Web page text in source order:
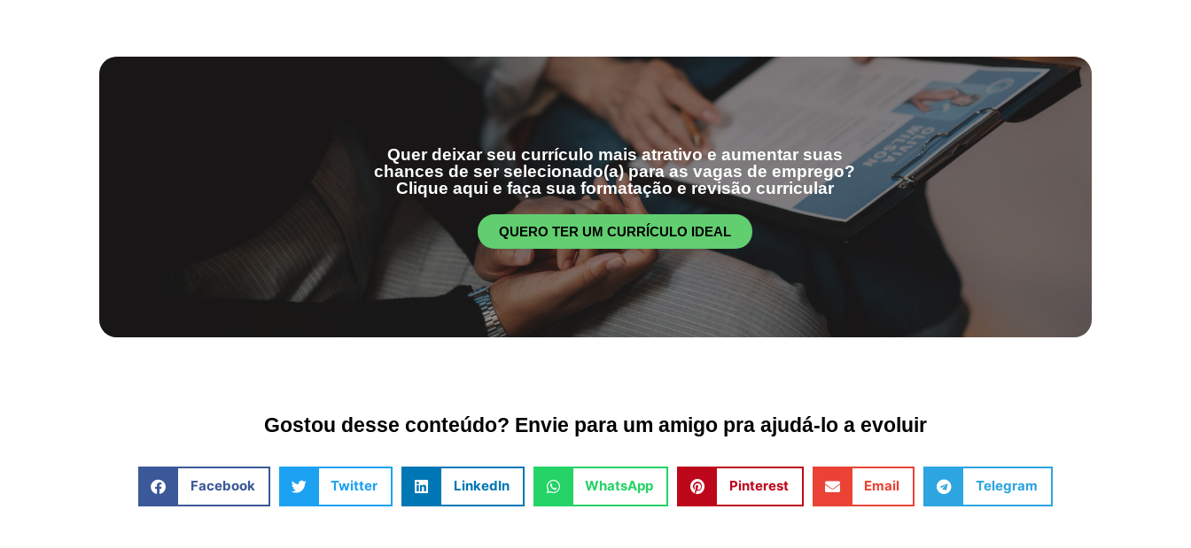
Quer deixar seu currículo mais atrativo e aumentar suas
chances de ser selecionado(a) para as vagas de emprego?
Clique aqui e faça sua formatação e revisão curricular
QUERO TER UM CURRÍCULO IDEAL
Gostou desse conteúdo? Envie para um amigo pra ajudá-lo a evoluir
Facebook Twitter LinkedIn WhatsApp Pinterest Email Telegram